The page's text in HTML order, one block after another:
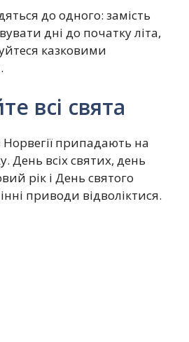
до одного: замість
дні до початку літа,
казковими
всі свята
Норвегії припадають на
День всіх святих, день
рік і День святого
приводи відволіктися.